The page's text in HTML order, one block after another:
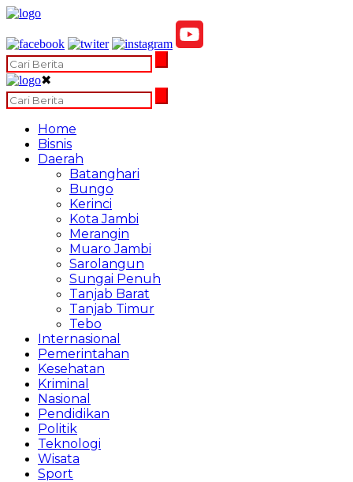
✖
Home
Bisnis
Daerah
Batanghari
Bungo
Kerinci
Kota Jambi
Merangin
Muaro Jambi
Sarolangun
Sungai Penuh
Tanjab Barat
Tanjab Timur
Tebo
Internasional
Pemerintahan
Kesehatan
Kriminal
Nasional
Pendidikan
Politik
Teknologi
Wisata
Sport